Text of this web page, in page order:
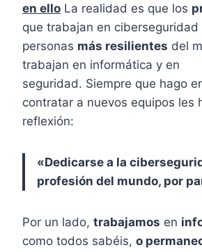
en ello La realidad es que los
que trabajan en ciberseguridad
personas más resilientes del
trabajan en informática y en
seguridad. Siempre que hago
contratar a nuevos equipos les
reflexión:
«Dedicarse a la
profesión del mundo, por
Por un lado, trabajamos en
como todos sabéis, o